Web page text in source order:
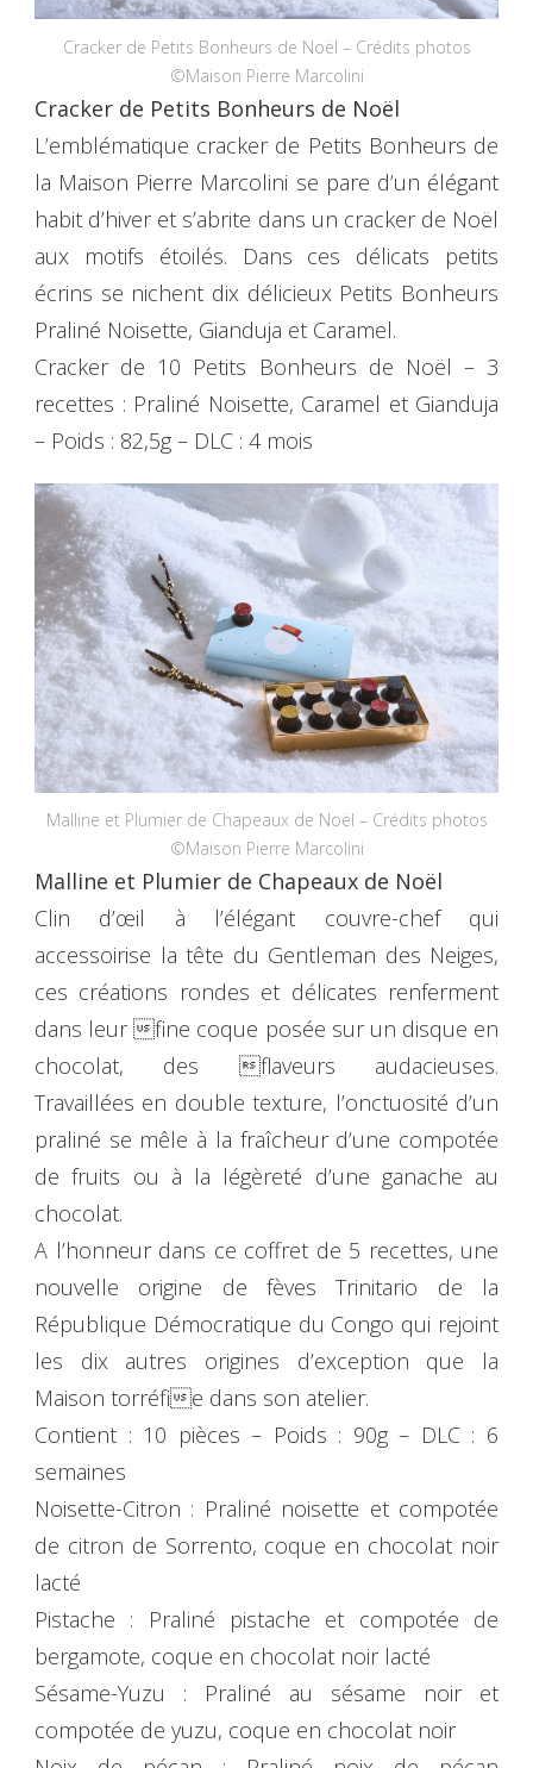
Cracker de Petits Bonheurs de Noël – Crédits photos
©Maison Pierre Marcolini
Cracker de Petits Bonheurs de Noël
L’emblématique cracker de Petits Bonheurs de
la Maison Pierre Marcolini se pare d’un élégant
habit d’hiver et s’abrite dans un cracker de Noël
aux motifs étoilés. Dans ces délicats petits
écrins se nichent dix délicieux Petits Bonheurs
Praliné Noisette, Gianduja et Caramel.
Cracker de 10 Petits Bonheurs de Noël – 3
recettes : Praliné Noisette, Caramel et Gianduja
– Poids : 82,5g – DLC : 4 mois
Malline et Plumier de Chapeaux de Noël – Crédits photos
©Maison Pierre Marcolini
Malline et Plumier de Chapeaux de Noël
Clin d’œil à l’élégant couvre-chef qui
accessoirise la tête du Gentleman des Neiges,
ces créations rondes et délicates renferment
dans leur fine coque posée sur un disque en
chocolat, des flaveurs audacieuses.
Travaillées en double texture, l’onctuosité d’un
praliné se mêle à la fraîcheur d’une compotée
de fruits ou à la légèreté d’une ganache au
chocolat.
A l’honneur dans ce coffret de 5 recettes, une
nouvelle origine de fèves Trinitario de la
République Démocratique du Congo qui rejoint
les dix autres origines d’exception que la
Maison torréfie dans son atelier.
Contient : 10 pièces – Poids : 90g – DLC : 6
semaines
Noisette-Citron : Praliné noisette et compotée
de citron de Sorrento, coque en chocolat noir
lacté
Pistache : Praliné pistache et compotée de
bergamote, coque en chocolat noir lacté
Sésame-Yuzu : Praliné au sésame noir et
compotée de yuzu, coque en chocolat noir